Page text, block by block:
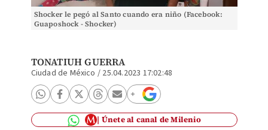
Shocker le pegó al Santo cuando era niño (Facebook:
Guaposhock - Shocker)
TONATIUH GUERRA
Ciudad de México / 25.04.2023 17:02:48
Únete al canal de Milenio